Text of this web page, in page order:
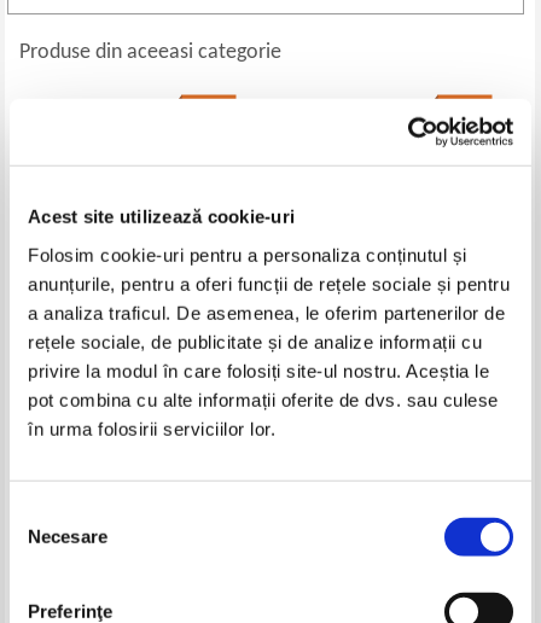
Acest site utilizează cookie-uri
Folosim cookie-uri pentru a personaliza conținutul și
anunțurile, pentru a oferi funcții de rețele sociale și pentru
a analiza traficul. De asemenea, le oferim partenerilor de
rețele sociale, de publicitate și de analize informații cu
privire la modul în care folosiți site-ul nostru. Aceștia le
pot combina cu alte informații oferite de dvs. sau culese
în urma folosirii serviciilor lor.
consimțământului
Necesare
Preferinţe
Produse din aceeasi categorie
Calea intelepciunii
Pret:21,00Lei 13,65 Lei
Adaugă în coș
Malin Persson Giolito - Nisipuri
miscatoare
Pret:23,00Lei 11,50 Lei